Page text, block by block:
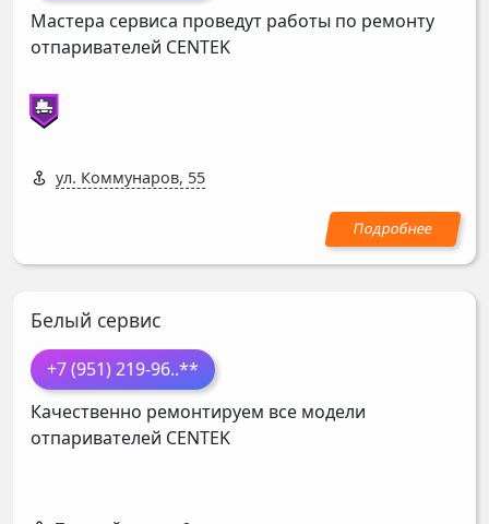
Мастера сервиса проведут работы по ремонту
отпаривателей CENTEK
ул. Коммунаров, 55
Белый сервис
+7 (951) 219-96..**
Качественно ремонтируем все модели
отпаривателей CENTEK